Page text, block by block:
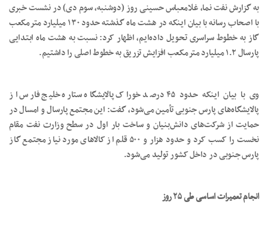
به گزارش نفت نما، غلامعباس حسینی روز (دوشنبه، سوم دی) در نشست خبری
با اصحاب رسانه با بیان اینکه در هشت ماه گذشته حدود ۱۳۰ میلیارد مترمکعب
گاز به خطوط سراسری تحویل داده‌ایم، اظهار کرد: نسبت به هشت ماه ابتدایی
پارسال ۱.۲ میلیارد مترمکعب افزایش تزریق به خطوط اصلی را داشتیم.
وی با بیان اینکه حدود ۴۵ درصد خوراک پالایشگاه ستاره خلیج فارس از
پالایشگاه‌های پارس جنوبی تأمین می‌شود، گفت: این مجتمع پارسال و امسال در
حمایت از شرکت‌های دانش‌بنیان و ساخت بار اول در سطح وزارت نفت مقام
نخست را کسب کرد و حدود هزار و ۵۰۰ قلم از کالاهای مورد نیاز مجتمع گاز
پارس جنوبی در داخل کشور تولید می‌شود.
انجام تعمیرات اساسی طی ۲۵ روز